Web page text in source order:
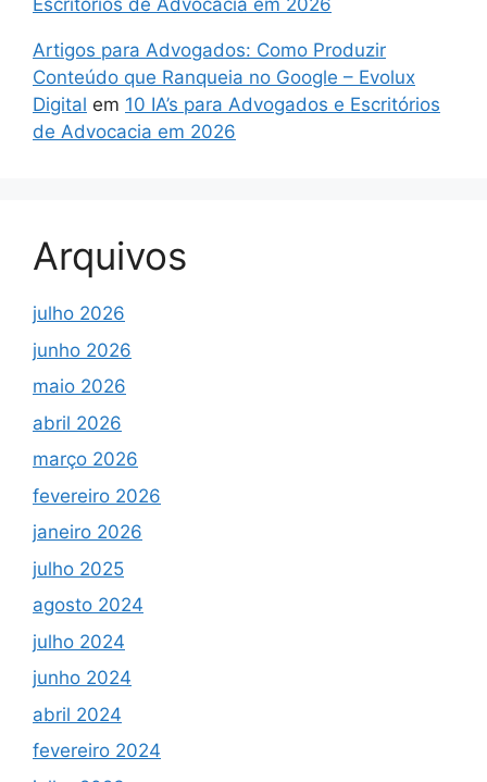
Escritórios de Advocacia em 2026
Artigos para Advogados: Como Produzir
Conteúdo que Ranqueia no Google – Evolux
Digital em 10 IA’s para Advogados e Escritórios
de Advocacia em 2026
Arquivos
julho 2026
junho 2026
maio 2026
abril 2026
março 2026
fevereiro 2026
janeiro 2026
julho 2025
agosto 2024
julho 2024
junho 2024
abril 2024
fevereiro 2024